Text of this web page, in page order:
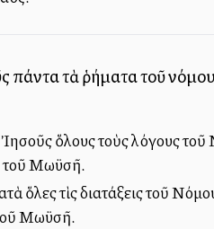
τὰ ῥήματα τοῦ
ὅλους τοὺς λόγους τοῦ
τοῦ Μωϋσῆ.
τὶς διατάξεις τοῦ
Μωϋσῆ.